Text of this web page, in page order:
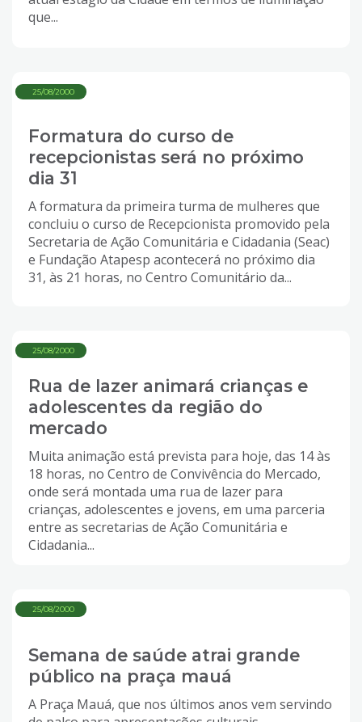
que...
25/08/2000
Formatura do curso de
recepcionistas será no próximo
dia 31
A formatura da primeira turma de mulheres que
concluiu o curso de Recepcionista promovido pela
Secretaria de Ação Comunitária e Cidadania (Seac)
e Fundação Atapesp acontecerá no próximo dia
31, às 21 horas, no Centro Comunitário da...
25/08/2000
Rua de lazer animará crianças e
adolescentes da região do
mercado
Muita animação está prevista para hoje, das 14 às
18 horas, no Centro de Convivência do Mercado,
onde será montada uma rua de lazer para
crianças, adolescentes e jovens, em uma parceria
entre as secretarias de Ação Comunitária e
Cidadania...
25/08/2000
Semana de saúde atrai grande
público na praça mauá
A Praça Mauá, que nos últimos anos vem servindo